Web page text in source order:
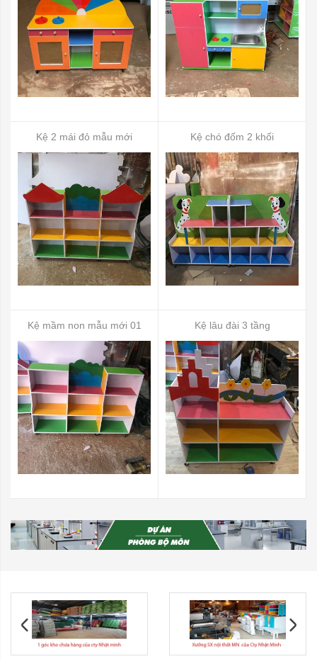
Kệ 2 mái đỏ mẫu mới Kệ chó đốm 2 khối
Kệ mầm non mẫu mới 01 Kệ lâu đài 3 tầng